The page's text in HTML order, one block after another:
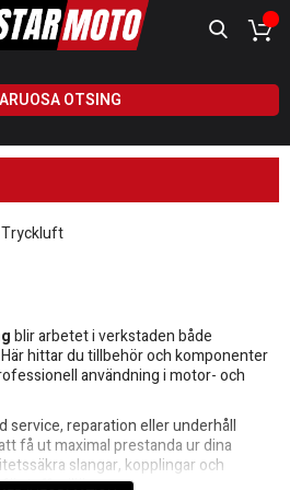
OTSING
Tryckluft
blir arbetet i verkstaden både
hittar du tillbehör och komponenter
användning i motor- och
service, reparation eller underhåll
få ut maximal prestanda ur dina
slangar, kopplingar och
för tuff miljö.